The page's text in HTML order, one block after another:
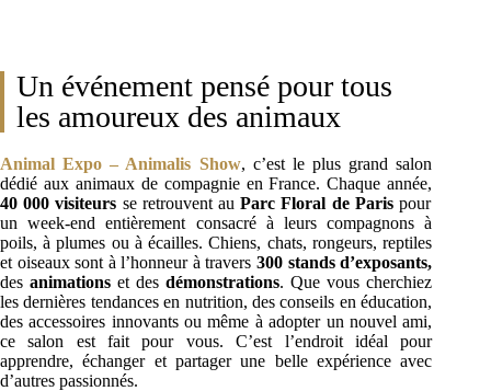
Un événement pensé pour tous
les amoureux des animaux
Animal Expo – Animalis Show, c’est le plus grand salon
dédié aux animaux de compagnie en France. Chaque année,
40 000 visiteurs se retrouvent auParc Floral de Parispour
un week-end entièrement consacré à leurs compagnons à
poils, à plumes ou à écailles. Chiens, chats, rongeurs, reptiles
et oiseaux sont à l’honneur à travers 300 stands d’exposants,
desanimations et desdémonstrations. Que vous cherchiez
les dernières tendances en nutrition, des conseils en éducation,
des accessoires innovants ou même à adopter un nouvel ami,
ce salon est fait pour vous. C’est l’endroit idéal pour
apprendre, échanger et partager une belle expérience avec
d’autres passionnés.